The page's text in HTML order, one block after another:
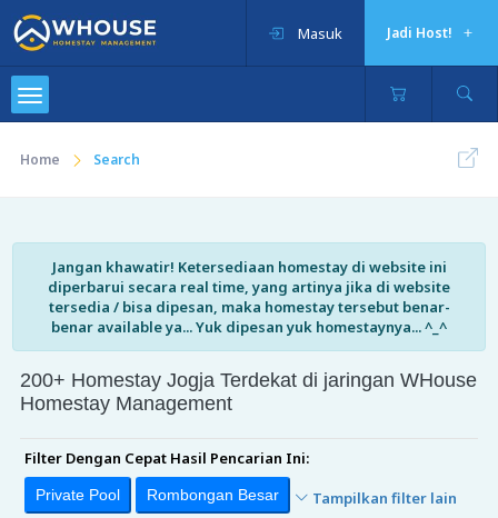
Jadi Host!
Masuk
Home Search
Jangan khawatir! Ketersediaan homestay di website ini
diperbarui secara real time, yang artinya jika di website
tersedia / bisa dipesan, maka homestay tersebut benar-
benar available ya... Yuk dipesan yuk homestaynya... ^_^
200+ Homestay Jogja Terdekat di jaringan WHouse
Homestay Management
Filter Dengan Cepat Hasil Pencarian Ini:
Private Pool Rombongan Besar Tampilkan filter lain